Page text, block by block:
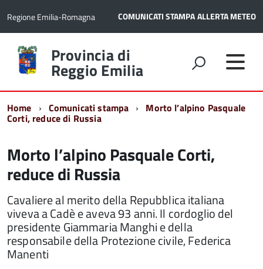
Regione Emilia-Romagna COMUNICATI STAMPAALLERTA METEO
Torna
alla
home
Provincia di
Reggio Emilia
Home Comunicati stampa Morto l’alpino Pasquale
Corti, reduce di Russia
Morto l’alpino Pasquale Corti,
reduce di Russia
Cavaliere al merito della Repubblica italiana
viveva a Cadè e aveva 93 anni. Il cordoglio del
presidente Giammaria Manghi e della
responsabile della Protezione civile, Federica
Manenti